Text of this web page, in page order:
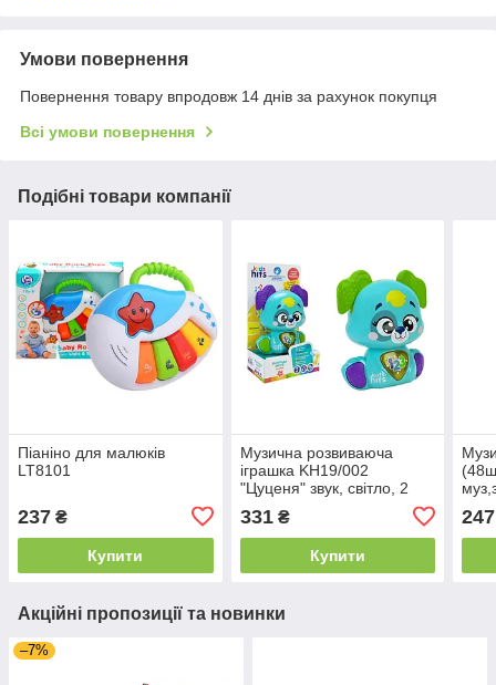
Умови повернення
Повернення товару впродовж 14 днів за рахунок покупця
Всі умови повернення
Подібні товари компанії
Піаніно для малюків
LT8101
237 ₴
Купити
Музична розвиваюча
іграшка KH19/002
"Цуценя" звук, світло, 2
р.13х8х23см KidsHits
331₴
Купити
247
Акційні пропозиції та новинки
–7%